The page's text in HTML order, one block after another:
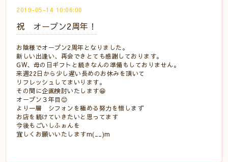
2019-05-14 10:06:00
祝 オープン2周年！
お陰様でオープン2周年となりました。
新しい出逢い、再会できとても感謝しております。
GW、母の日ギフトと続きなんの準備もしておりません。
来週22日から少し遅い長めのお休みを頂いて
リフレッシュしてまいります。
その間に企画検討いたします😁
オープン３年目😊
より一層 シフォンを極める努力を惜しまず
お店を続けていきたいと思ってます
今後もごいしふぉんを
宜しくお願いいたしますm(__)m